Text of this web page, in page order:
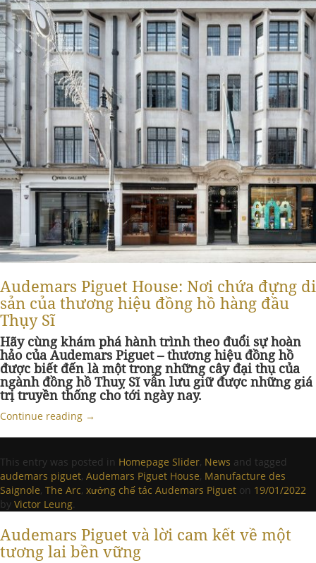
Audemars Piguet House: Nơi chứa đựng di
sản của thương hiệu đồng hồ hàng đầu
Thụy Sĩ
Hãy cùng khám phá hành trình theo đuổi sự hoàn
hảo của Audemars Piguet – thương hiệu đồng hồ
được biết đến là một trong những cây đại thụ của
ngành đồng hồ Thuỵ Sĩ vẫn lưu giữ được những giá
trị truyền thống cho tới ngày nay.
Continue reading →
This entry was posted in Homepage Slider, News and tagged
audemars piguet, Audemars Piguet House, Manufacture des
Saignole, The Arc, xưởng chế tác Audemars Piguet on 19/01/2022
by Victor Leung.
Audemars Piguet và lời cam kết về một
tương lai bền vững